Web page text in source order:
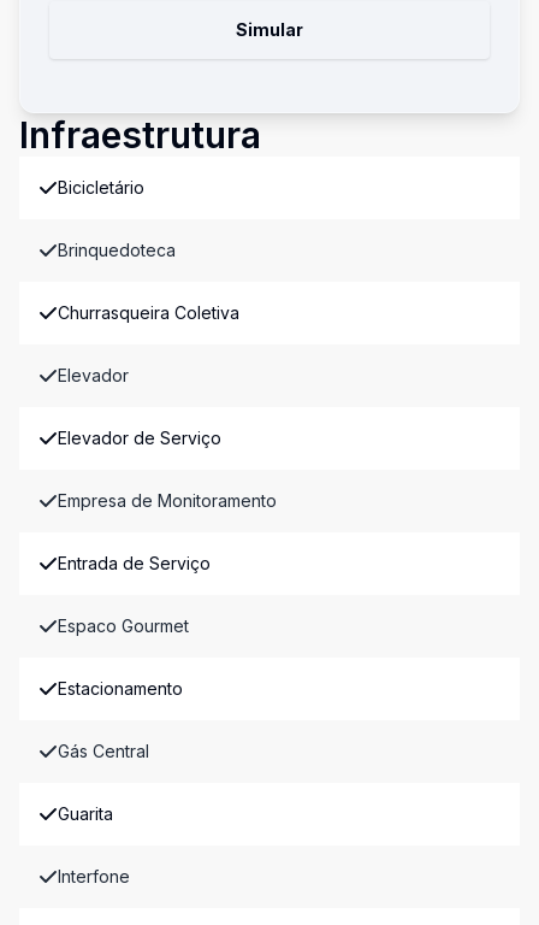
Simular
Infraestrutura
Bicicletário
Brinquedoteca
Churrasqueira Coletiva
Elevador
Elevador de Serviço
Empresa de Monitoramento
Entrada de Serviço
Espaco Gourmet
Estacionamento
Gás Central
Guarita
Interfone